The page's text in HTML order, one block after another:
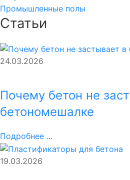
Промышленные полы
Статьи
24.03.2026
Почему бетон не
бетономешалке
Подробнее ...
19.03.2026